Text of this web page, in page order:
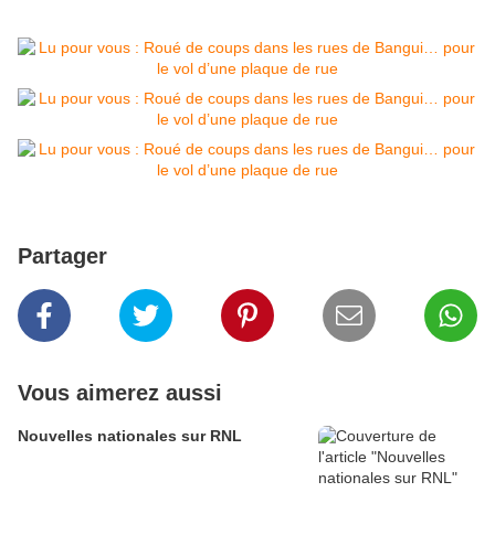
Partager
Vous aimerez aussi
Nouvelles nationales sur RNL